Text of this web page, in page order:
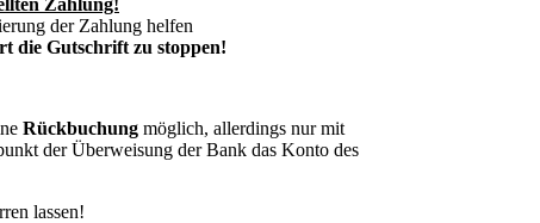
Zahlung!
der Zahlung helfen
die Gutschrift zu stoppen!
Rückbuchung möglich, allerdings nur mit
der Überweisung der Bank das Konto des
lassen!